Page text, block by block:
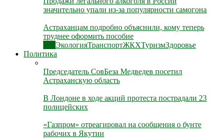
значительно упали из-за популярности самогона
Астраханцам подробно объяснили, кому теперь
труднее оформить пособие
ЭкологияТранспортЖКХТуризмЗдоровье
Политика
Председатель СовБеза Медведев посетил
Астраханскую область
В Лондоне в ходе акций протеста пострадали 23
полицейских
«Газпром» отреагировал на сообщения о бунте
рабочих в Якутии